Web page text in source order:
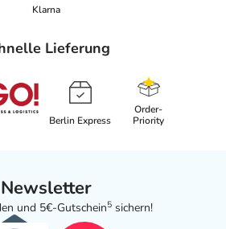
Klarna
Lieferung
Berlin Express
Order-
Priority
Newsletter
und 5€-Gutschein5 sichern!